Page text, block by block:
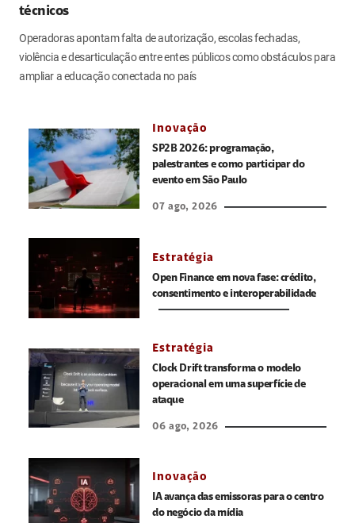
técnicos
Operadoras apontam falta de autorização, escolas fechadas,
violência e desarticulação entre entes públicos como obstáculos para
ampliar a educação conectada no país
Inovação
SP2B 2026: programação,
palestrantes e como participar do
evento em São Paulo
07 ago, 2026
Estratégia
Open Finance em nova fase: crédito,
consentimento e interoperabilidade
Estratégia
Clock Drift transforma o modelo
operacional em uma superfície de
ataque
06 ago, 2026
Inovação
IA avança das emissoras para o centro
do negócio da mídia